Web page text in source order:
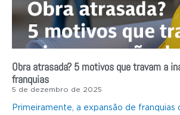
Obra atrasada? 5 motivos que travam a
franquias
5 de dezembro de 2025
Primeiramente, a expansão de franquias